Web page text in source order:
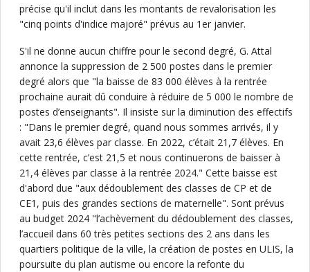
précise qu'il inclut dans les montants de revalorisation les
"cinq points d'indice majoré" prévus au 1er janvier.
S'il ne donne aucun chiffre pour le second degré, G. Attal
annonce la suppression de 2 500 postes dans le premier
degré alors que "la baisse de 83 000 élèves à la rentrée
prochaine aurait dû conduire à réduire de 5 000 le nombre de
postes d’enseignants". Il insiste sur la diminution des effectifs
: "Dans le premier degré, quand nous sommes arrivés, il y
avait 23,6 élèves par classe. En 2022, c’était 21,7 élèves. En
cette rentrée, c’est 21,5 et nous continuerons de baisser à
21,4 élèves par classe à la rentrée 2024." Cette baisse est
d'abord due "aux dédoublement des classes de CP et de
CE1, puis des grandes sections de maternelle". Sont prévus
au budget 2024 "l’achèvement du dédoublement des classes,
l’accueil dans 60 très petites sections des 2 ans dans les
quartiers politique de la ville, la création de postes en ULIS, la
poursuite du plan autisme ou encore la refonte du